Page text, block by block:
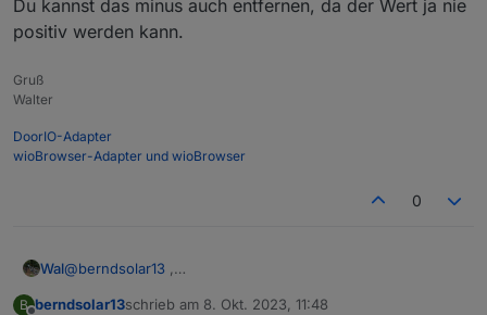
Daher hab ich im Script erstmal das Leerzeichen
entfernt.
Ich plane eventuell 2 Displays übereinander zu
Oben der Wert für den Zähler, darunter der
Ich es schwieriger übereinander ? Weil man dann
Du kannst das minus auch entfernen, da der Wert ja nie
positiv werden kann.
Gruß
Walter
DoorIO-Adapter
wioBrowser-Adapter und wioBrowser
0
Wal@berndsolar13
positiv werden kann.
B berndsolar13schrieb am 8. Okt. 2023, 11:48